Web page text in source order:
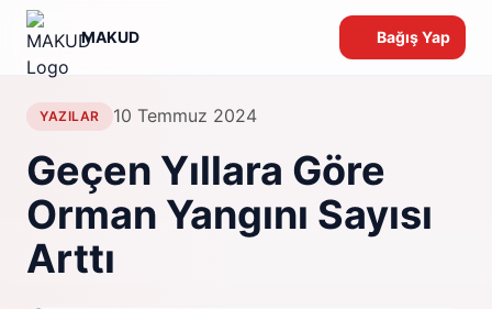
MAKUD Bağış Yap
YAZILAR 10 Temmuz 2024
Geçen Yıllara Göre
Orman Yangını Sayısı
Arttı